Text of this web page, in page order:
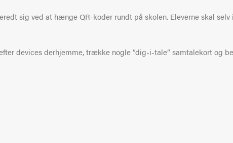
sig ved at hænge QR-koder rundt på skolen. Eleverne skal
devices derhjemme, trække nogle ”dig-i-tale” samtalekort og